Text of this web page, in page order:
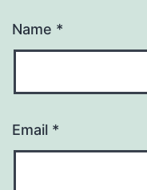
Name *
Email *